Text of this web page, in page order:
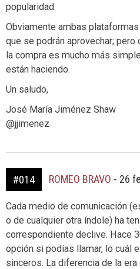
popularidad.
Obviamente ambas
que se podrán aprovechar;
la compra es mucho más
están haciendo.
Un saludo,
José María Jiménez Shaw
@jjimenez
#014 ROMEO BRAVO - 26
Cada medio de comunicación
o de cualquier otra índole) ha
correspondiente declive. Hace
opción si podías llamar, lo cuál
sinceros. La diferencia de la